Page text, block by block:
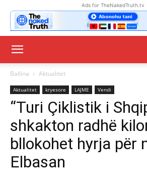
Ads for TheNakedTruth.tv
Ballina Aktualitet
Aktualitet kryesore LAJME Vendi
“Turi Çiklistik i
shkakton radhë
bllokohet hyrja për
Elbasan